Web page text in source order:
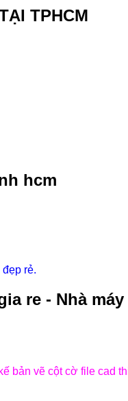
TPHCM
hcm
rẻ.
re - Nhà máy
bản vẽ cột cờ file cad